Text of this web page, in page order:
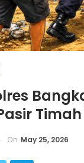
On May 25, 2026